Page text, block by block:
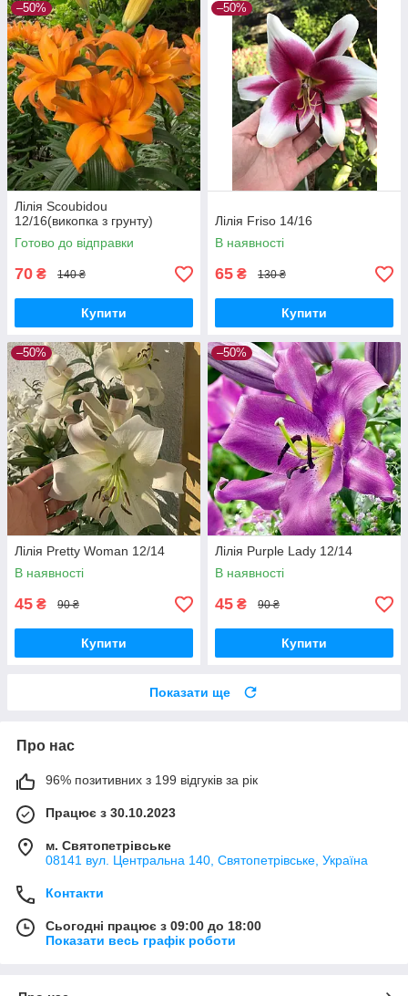
–50%
Лілія Scoubidou
12/16(викопка з грунту)
Готово до відправки
70 ₴ 140 ₴
Купити
–50%
Лілія Friso 14/16
В наявності
65 ₴ 130 ₴
Купити
–50%
Лілія Pretty Woman 12/14
В наявності
45 ₴ 90 ₴
Купити
–50%
Лілія Purple Lady 12/14
В наявності
45 ₴ 90 ₴
Купити
Показати ще
Про нас
96% позитивних з 199 відгуків за рік
Працює з 30.10.2023
м. Святопетрівське
08141 вул. Центральна 140, Святопетрівське, Україна
Контакти
Сьогодні працює з 09:00 до 18:00
Показати весь графік роботи